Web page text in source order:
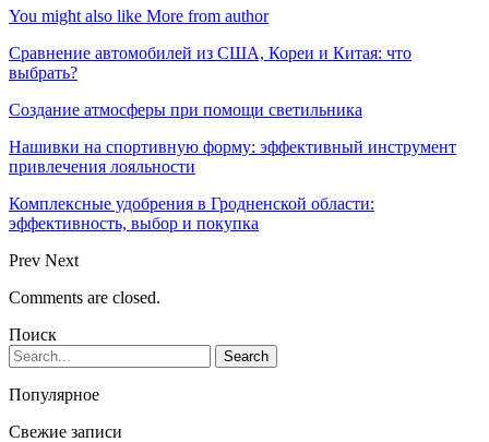
You might also like More from author
Сравнение автомобилей из США, Кореи и Китая: что
выбрать?
Создание атмосферы при помощи светильника
Нашивки на спортивную форму: эффективный инструмент
привлечения лояльности
Комплексные удобрения в Гродненской области:
эффективность, выбор и покупка
Prev Next
Comments are closed.
Поиск
Популярное
Свежие записи